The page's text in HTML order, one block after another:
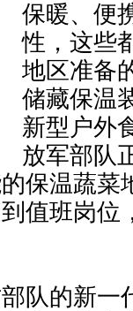
保暖、便
性，这些
地区准备
储藏保温
新型户外
放军部队
保温蔬菜
值班岗位
的新一